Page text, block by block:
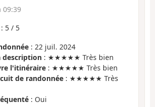
09:39
: 5 / 5
: 22 juil. 2024
description : ★★★★★ Très bien
l'itinéraire : ★★★★★ Très bien
de randonnée : ★★★★★ Très
: Oui